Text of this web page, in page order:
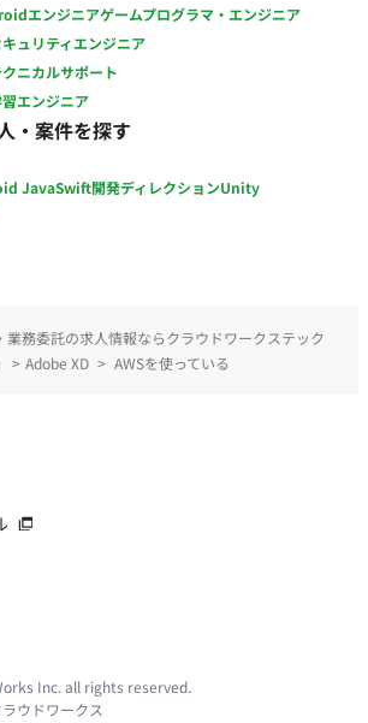
エンジニアゲームプログラマ・エンジニア
ュリティエンジニア
ニカルサポート
エンジニア
・案件を探す
JavaSwift開発ディレクションUnity
業務委託の求人情報ならクラウドワークステック
> Adobe XD > AWSを使っている
Inc. all rights reserved.
ウドワークス